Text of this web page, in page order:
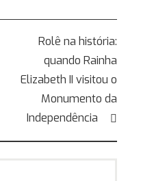
Rolê na história:
quando Rainha
Elizabeth II visitou o
Monumento da
Independência